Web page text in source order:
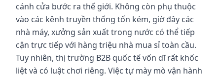
cánh cửa bước ra thế giới. Không còn phụ thuộc
vào các kênh truyền thống tốn kém, giờ đây các
nhà máy, xưởng sản xuất trong nước có thể tiếp
cận trực tiếp với hàng triệu nhà mua sỉ toàn cầu.
Tuy nhiên, thị trường B2B quốc tế vốn dĩ rất khốc
liệt và có luật chơi riêng. Việc tự mày mò vận hành